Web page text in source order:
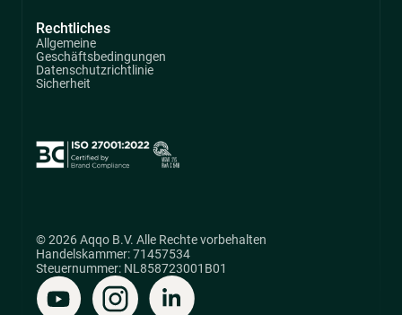
Rechtliches
Allgemeine
Geschäftsbedingungen
Datenschutzrichtlinie
Sicherheit
© 2026 Aqqo B.V. Alle Rechte vorbehalten
Handelskammer: 71457534
Steuernummer: NL858723001B01